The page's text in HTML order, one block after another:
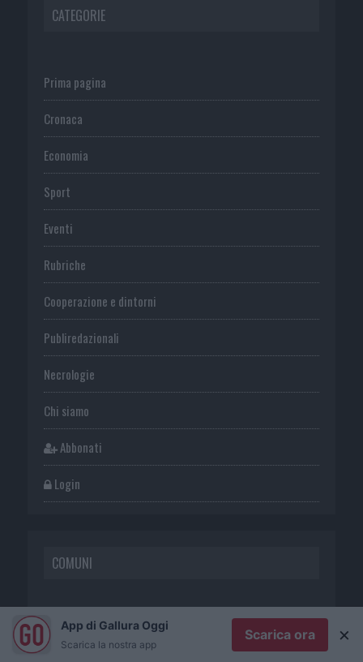
CATEGORIE
Prima pagina
Cronaca
Economia
Sport
Eventi
Rubriche
Cooperazione e dintorni
Publiredazionali
Necrologie
Chi siamo
Abbonati
Login
COMUNI
Tempio Pausania
App di Gallura Oggi
Scarica la nostra app
Scarica ora ×